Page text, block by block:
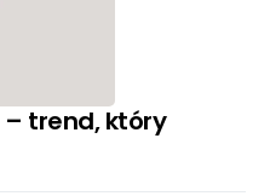
– trend, który